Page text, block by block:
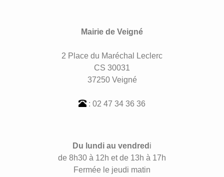
Mairie de Veigné
2 Place du Maréchal Leclerc
CS 30031
37250 Veigné
: 02 47 34 36 36
Du lundi au vendred i
de 8h30 à 12h et de 13h à 17h
Fermée le jeudi matin